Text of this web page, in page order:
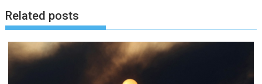
Related posts